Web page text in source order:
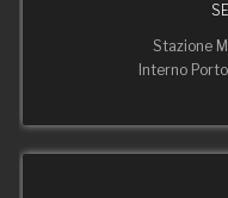
Stazione
Interno